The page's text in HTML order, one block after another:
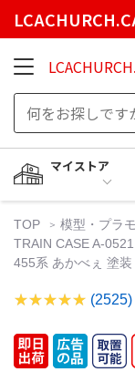
マイストア
TOP 模型・プラ
TRAIN CASE A-
455系 あかべぇ 塗装
(2525)